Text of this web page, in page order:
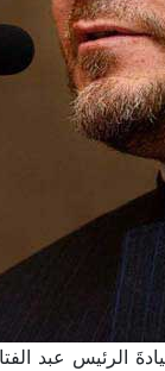
الرئيس عبد